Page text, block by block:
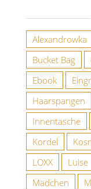
Alexandrowka
Bucket Bag
Ebook
Haarspangen
Innentasche
Kordel
LOXX
Luise
Mädchen